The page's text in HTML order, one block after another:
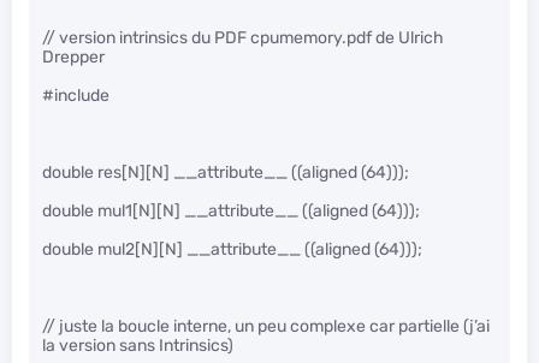
// version intrinsics du PDF cpumemory.pdf de Ulrich
Drepper
#include
double res[N][N] __attribute__ ((aligned (64)));
double mul1[N][N] __attribute__ ((aligned (64)));
double mul2[N][N] __attribute__ ((aligned (64)));
// juste la boucle interne, un peu complexe car partielle (j’ai
la version sans Intrinsics)